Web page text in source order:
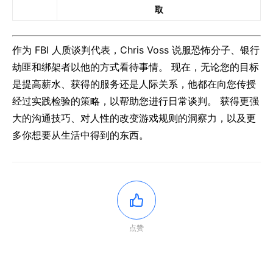
取
作为 FBI 人质谈判代表，Chris Voss 说服恐怖分子、银行
劫匪和绑架者以他的方式看待事情。 现在，无论您的目标
是提高薪水、获得的服务还是人际关系，他都在向您传授
经过实践检验的策略，以帮助您进行日常谈判。 获得更强
大的沟通技巧、对人性的改变游戏规则的洞察力，以及更
多你想要从生活中得到的东西。
点赞